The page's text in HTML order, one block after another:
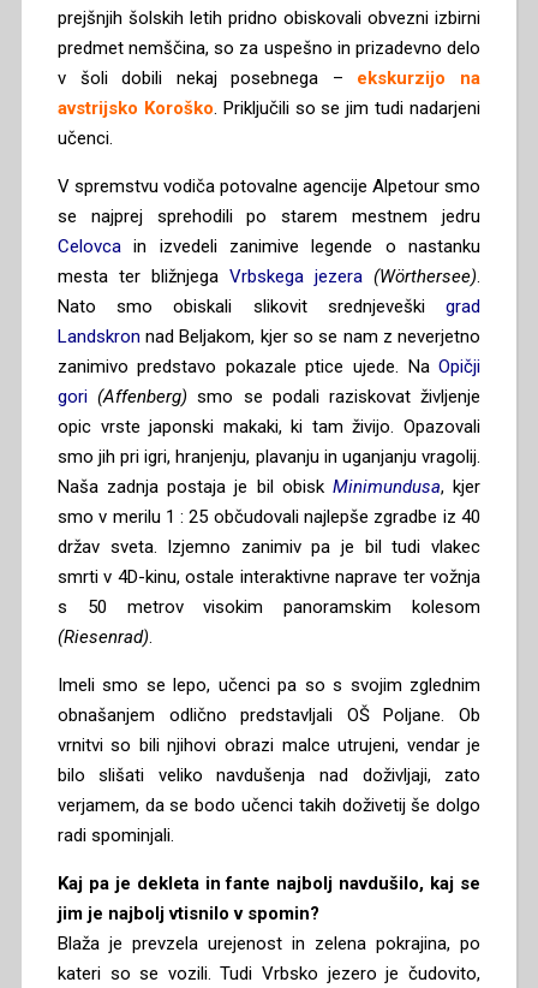
prejšnjih šolskih letih pridno obiskovali obvezni izbirni
predmet nemščina, so za uspešno in prizadevno delo
v šoli dobili nekaj posebnega – ekskurzijo na
avstrijsko Koroško. Priključili so se jim tudi nadarjeni
učenci.
V spremstvu vodiča potovalne agencije Alpetour smo
se najprej sprehodili po starem mestnem jedru
Celovcain izvedeli zanimive legende o nastanku
mesta ter bližnjega Vrbskega jezera (Wörthersee).
Nato smo obiskali slikovit srednjeveškigrad
Landskron nad Beljakom, kjer so se nam z neverjetno
zanimivo predstavo pokazale ptice ujede. NaOpičji
gori (Affenberg)smo se podali raziskovat življenje
opic vrste japonski makaki, ki tam živijo. Opazovali
smo jih pri igri, hranjenju, plavanju in uganjanju vragolij.
Naša zadnja postaja je bil obisk Minimundusa, kjer
smo v merilu 1 : 25 občudovali najlepše zgradbe iz 40
držav sveta. Izjemno zanimiv pa je bil tudi vlakec
smrti v 4D-kinu, ostale interaktivne naprave ter vožnja
s 50 metrov visokim panoramskim kolesom
(Riesenrad).
Imeli smo se lepo, učenci pa so s svojim zglednim
obnašanjem odlično predstavljali OŠ Poljane. Ob
vrnitvi so bili njihovi obrazi malce utrujeni, vendar je
bilo slišati veliko navdušenja nad doživljaji, zato
verjamem, da se bodo učenci takih doživetij še dolgo
radi spominjali.
Kaj pa je dekleta in fante najbolj navdušilo, kaj se
jim je najbolj vtisnilo v spomin?
Blaža je prevzela urejenost in zelena pokrajina, po
kateri so se vozili. Tudi Vrbsko jezero je čudovito,